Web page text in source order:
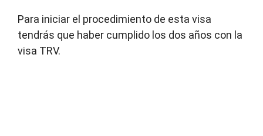
Para iniciar el procedimiento de esta visa
tendrás que haber cumplido los dos años con la
visa TRV.